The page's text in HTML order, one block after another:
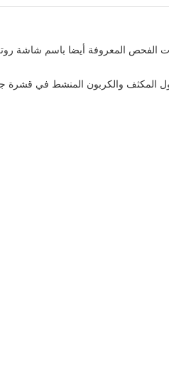
الفحص المعروفة أيضا باسم شاشة
المكثف والكربون المنشط في قشرة